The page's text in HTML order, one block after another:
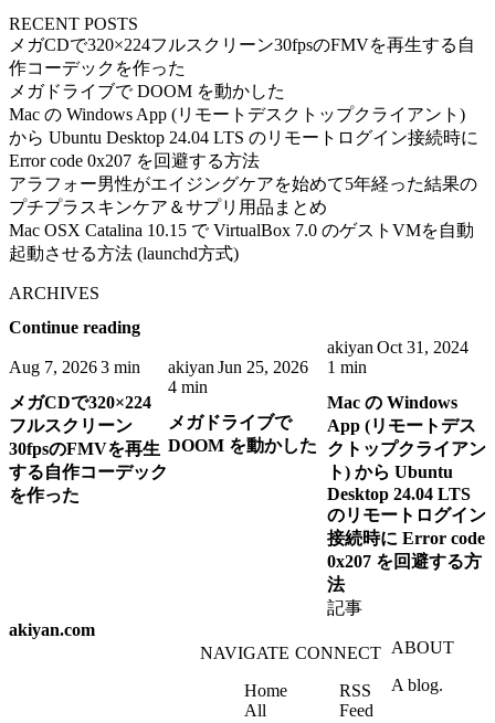
RECENT POSTS
メガCDで320×224フルスクリーン30fpsのFMVを再生する自
作コーデックを作った
メガドライブで DOOM を動かした
Mac の Windows App (リモートデスクトップクライアント)
から Ubuntu Desktop 24.04 LTS のリモートログイン接続時に
Error code 0x207 を回避する方法
アラフォー男性がエイジングケアを始めて5年経った結果の
プチプラスキンケア＆サプリ用品まとめ
Mac OSX Catalina 10.15 で VirtualBox 7.0 のゲストVMを自動
起動させる方法 (launchd方式)
ARCHIVES
Continue reading
Aug 7, 20263 min
メガCDで320×224
フルスクリーン
30fpsのFMVを再生
する自作コーデック
を作った
akiyan Jun 25, 2026
4 min
メガドライブで
DOOM を動かした
akiyan Oct 31, 2024
1 min
Mac の Windows
App (リモートデス
クトップクライアン
ト) から Ubuntu
Desktop 24.04 LTS
のリモートログイン
接続時に Error code
0x207 を回避する方
法
記事
akiyan.com
NAVIGATE
Home
All
CONNECT
RSS
Feed
ABOUT
A blog.